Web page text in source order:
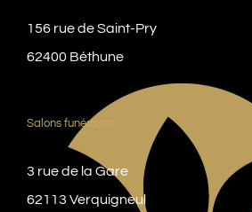
156 rue de Saint-Pry
62400 Béthune
Salons funéraires
3 rue de la Gare
62113 Verquigneul